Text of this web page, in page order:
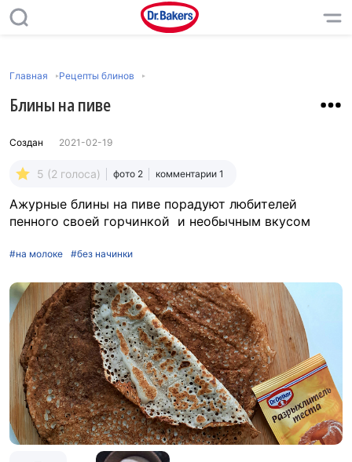
Главная Рецепты блинов
Блины на пиве
Создан 2021-02-19
5 (2 голоса) фото 2 комментарии 1
Ажурные блины на пиве порадуют любителей
пенного своей горчинкой и необычным вкусом
#на молоке #без начинки